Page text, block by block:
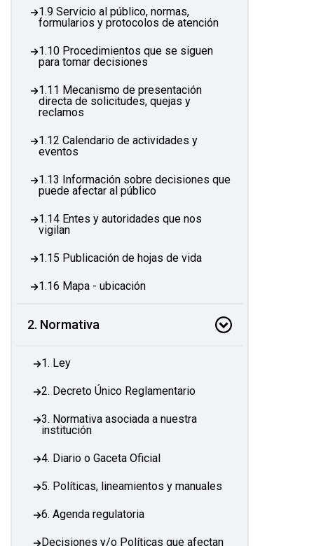
1.9 Servicio al público, normas,
formularios y protocolos de atención
1.10 Procedimientos que se siguen
para tomar decisiones
1.11 Mecanismo de presentación
directa de solicitudes, quejas y
reclamos
1.12 Calendario de actividades y
eventos
1.13 Información sobre decisiones que
puede afectar al público
1.14 Entes y autoridades que nos
vigilan
1.15 Publicación de hojas de vida
1.16 Mapa - ubicación
2. Normativa
1. Ley
2. Decreto Único Reglamentario
3. Normativa asociada a nuestra
institución
4. Diario o Gaceta Oficial
5. Políticas, lineamientos y manuales
6. Agenda regulatoria
Decisiones y/o Políticas que afectan